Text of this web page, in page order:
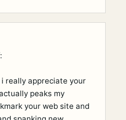
i really appreciate your
peaks my
your web site and